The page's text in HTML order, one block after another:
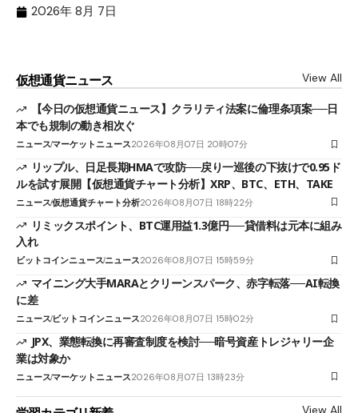
2026年 8月 7日
仮想通貨ニュース View All
【今日の仮想通貨ニュース】クラリティ法案に倫理条項案──日
本でも規制の動き相次ぐ
ニュースマーケットニュース2026年08月07日 20時07分
リップル、日足長期HMAで攻防──戻り一巡後の下抜けで0.95ド
ルを試す展開【仮想通貨チャート分析】XRP、BTC、ETH、TAKE
ニュース仮想通貨チャート分析2026年08月07日 18時22分
リミックスポイント、BTC運用益1.3億円──貸借料は元本に組み
入れ
ビットコインニュースニュース2026年08月07日 15時59分
マイニング大手MARAとクリーンスパーク、赤字転落──AI転換
に差
ニュースビットコインニュース2026年08月07日 15時02分
JPX、業態転換に再審査制度を検討──暗号資産トレジャリー企
業は対象か
ニュースマーケットニュース2026年08月07日 13時23分
View All